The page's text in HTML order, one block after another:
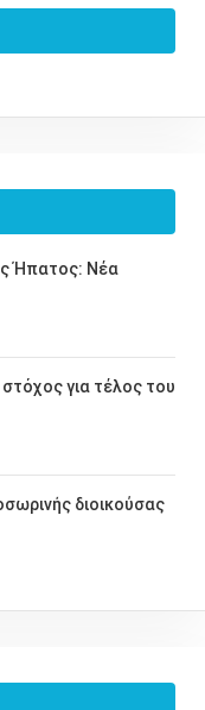
Ήπατος: Νέα
για τέλος του
διοικούσας